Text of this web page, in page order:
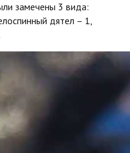
замечены 3 вида:
дятел – 1,